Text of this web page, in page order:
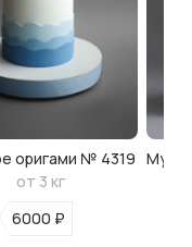
оригами № 4319
от 3 кг
6000 ₽